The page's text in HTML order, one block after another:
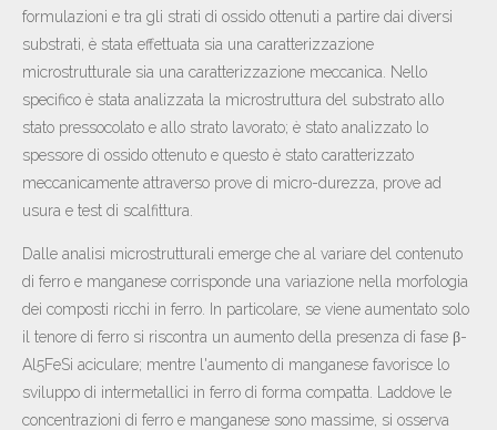
formulazioni e tra gli strati di ossido ottenuti a partire dai diversi
substrati, è stata effettuata sia una caratterizzazione
microstrutturale sia una caratterizzazione meccanica. Nello
specifico è stata analizzata la microstruttura del substrato allo
stato pressocolato e allo strato lavorato; è stato analizzato lo
spessore di ossido ottenuto e questo è stato caratterizzato
meccanicamente attraverso prove di micro-durezza, prove ad
usura e test di scalfittura.
Dalle analisi microstrutturali emerge che al variare del contenuto
di ferro e manganese corrisponde una variazione nella morfologia
dei composti ricchi in ferro. In particolare, se viene aumentato solo
il tenore di ferro si riscontra un aumento della presenza di fase β-
Al5FeSi aciculare; mentre l'aumento di manganese favorisce lo
sviluppo di intermetallici in ferro di forma compatta. Laddove le
concentrazioni di ferro e manganese sono massime, si osserva